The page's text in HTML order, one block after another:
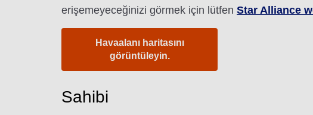
erişemeyeceğinizi görmek için lütfen Star Alliance
Havaalanı haritasını
görüntüleyin.
Sahibi